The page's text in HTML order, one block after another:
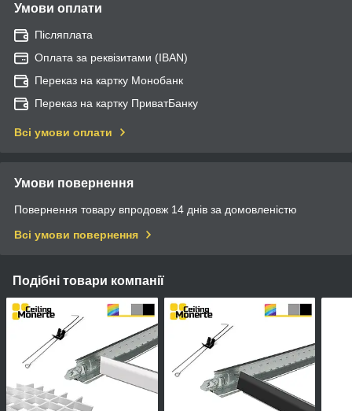
Умови оплати
Післяплата
Оплата за реквізитами (IBAN)
Переказ на картку Монобанк
Переказ на картку ПриватБанку
Всі умови оплати
Умови повернення
Повернення товару впродовж 14 днів за домовленістю
Всі умови повернення
Подібні товари компанії